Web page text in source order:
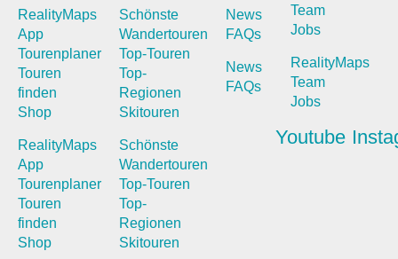
RealityMaps
App
Tourenplaner
Touren
finden
Shop
RealityMaps
App
Tourenplaner
Touren
finden
Shop
Schönste
Wandertouren
Top-Touren
Top-
Regionen
Skitouren
Schönste
Wandertouren
Top-Touren
Top-
Regionen
Skitouren
News
FAQs
News
FAQs
Team
Jobs
RealityMaps
Team
Jobs
Youtube